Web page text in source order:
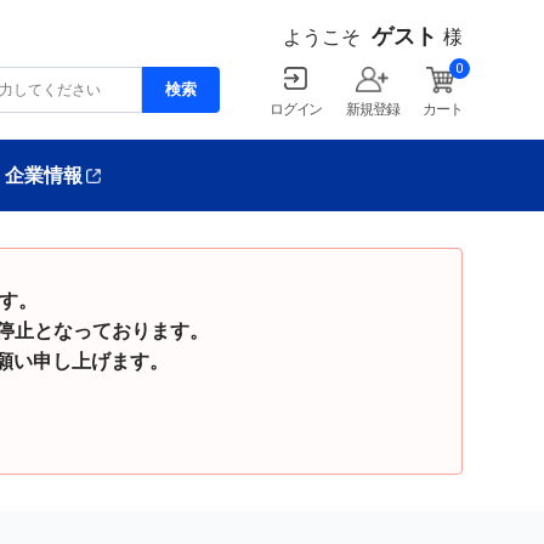
ようこそ ゲスト 様
ログイン 新規登録 カート
0
企業情報
。
なっております。
申し上げます。